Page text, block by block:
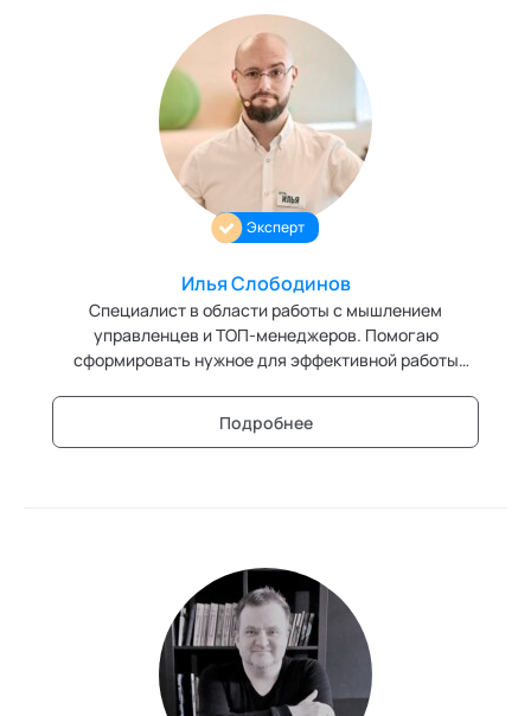
Ментальные практики
Нейролингвистическое программирование
Персонология и поведенческий анализ
Позитивная динамическая психотерапия
Системные продажи
Современный гипноз
Современный этикет
Технологии командного менеджмента
Технологии стратегического управления
Трансперсональная психология
Эксперт
Илья Слободинов
Специалист в области работы с мышлением
управленцев и ТОП-менеджеров. Помогаю
сформировать нужное для эффективной работы
Подробнее